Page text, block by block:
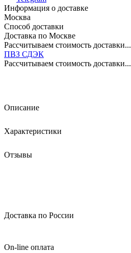
Информация о доставке
Москва
Способ доставки
Доставка по Москве
Рассчитываем стоимость доставки...
ПВЗ СДЭК
Рассчитываем стоимость доставки...
Описание
Характеристики
Отзывы
Доставка по России
On-line оплата